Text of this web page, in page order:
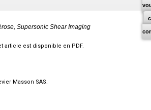
Supersonic Shear Imaging
article est disponible en PDF.
Masson SAS.